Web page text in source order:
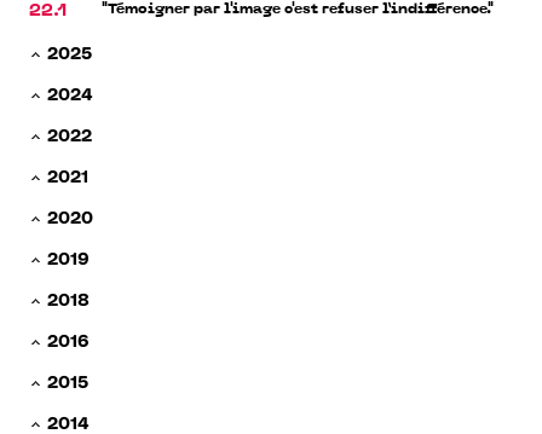
22.1 "Témoigner par l'image c'est refuser l’indifférence."
2025
2024
2022
2021
2020
2019
2018
2016
2015
2014